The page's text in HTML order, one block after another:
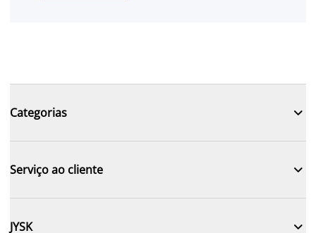
Categorias 
Serviço ao cliente 
JYSK 